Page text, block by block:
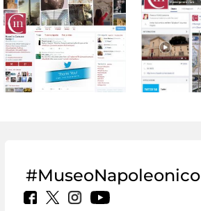
#MuseoNapoleonico